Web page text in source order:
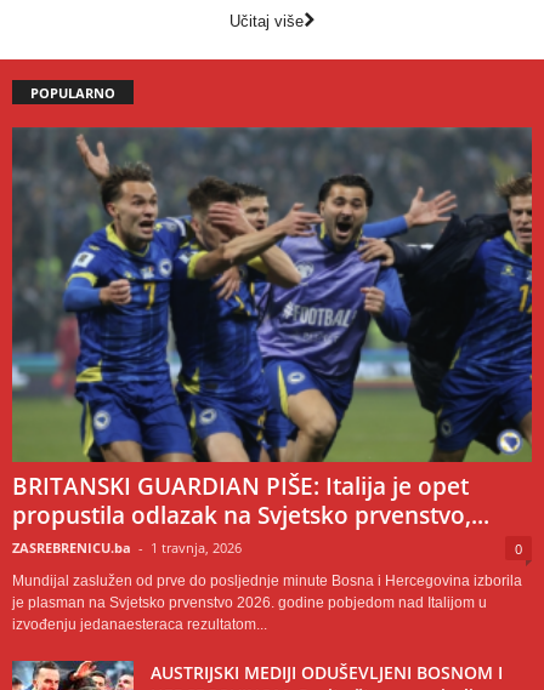
Učitaj više
POPULARNO
BRITANSKI GUARDIAN PIŠE: Italija je opet
propustila odlazak na Svjetsko prvenstvo,...
ZASREBRENICU.ba - 1 travnja, 2026 0
Mundijal zaslužen od prve do posljednje minute Bosna i Hercegovina izborila
je plasman na Svjetsko prvenstvo 2026. godine pobjedom nad Italijom u
izvođenju jedanaesteraca rezultatom...
AUSTRIJSKI MEDIJI ODUŠEVLJENI BOSNOM I